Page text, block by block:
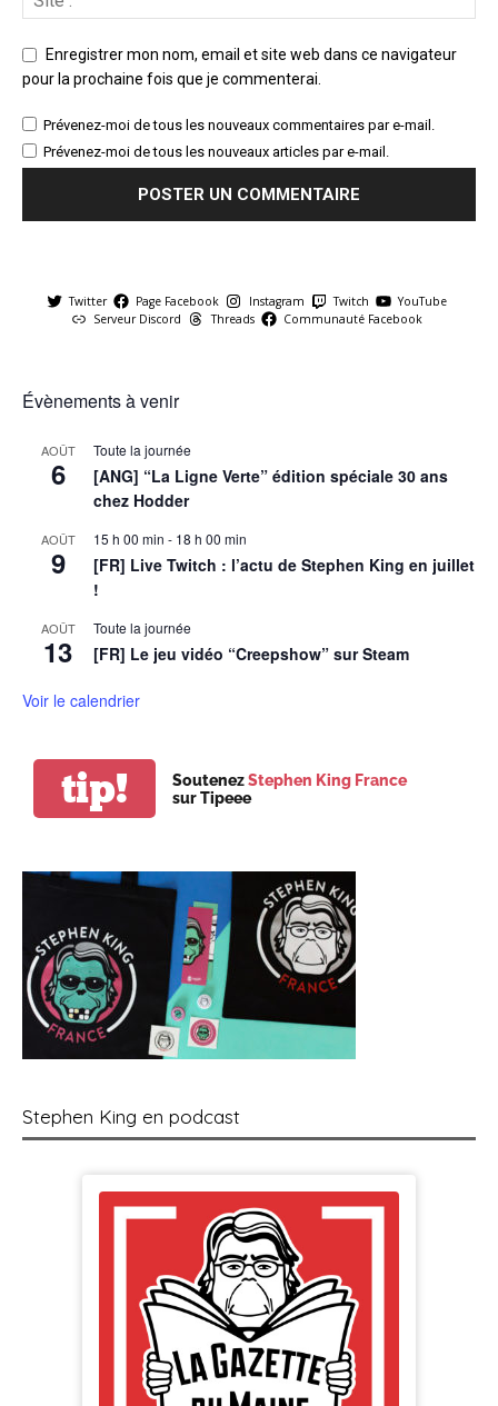
Enregistrer mon nom, email et site web dans ce navigateur
pour la prochaine fois que je commenterai.
Prévenez-moi de tous les nouveaux commentaires par e-mail.
Prévenez-moi de tous les nouveaux articles par e-mail.
Twitter Page Facebook Instagram Twitch
YouTube
Serveur Discord
Threads Communauté Facebook
Évènements à venir
AOÛT
6
Toute la journée
[ANG] “La Ligne Verte” édition spéciale 30 ans
chez Hodder
AOÛT
9
15 h 00 min - 18 h 00 min
[FR] Live Twitch : l’actu de Stephen King en juillet
!
AOÛT
13
Toute la journée
[FR] Le jeu vidéo “Creepshow” sur Steam
Voir le calendrier
tip! SoutenezStephen King France
sur Tipeee
Stephen King en podcast